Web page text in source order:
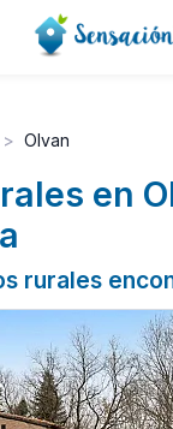
Olvan
en
rurales